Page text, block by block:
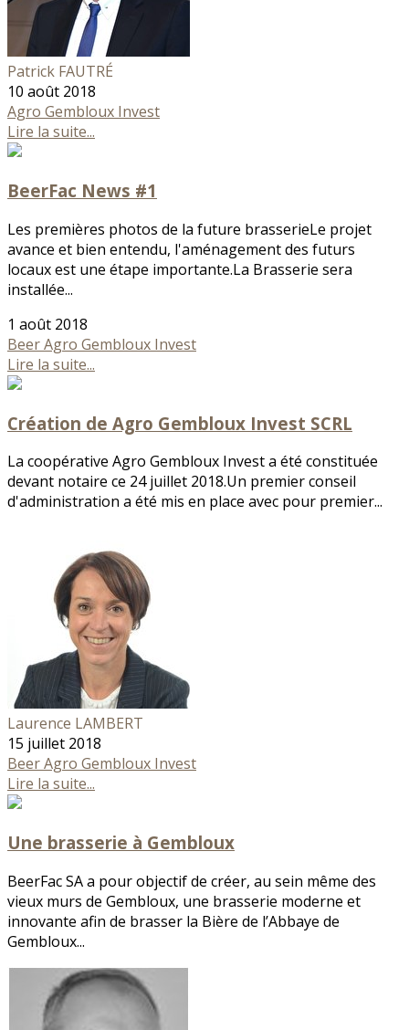
Patrick FAUTRÉ
10 août 2018
Agro Gembloux Invest
Lire la suite...
BeerFac News #1
Les premières photos de la future brasserieLe projet
avance et bien entendu, l'aménagement des futurs
locaux est une étape importante.La Brasserie sera
installée...
1 août 2018
BeerAgro Gembloux Invest
Lire la suite...
Création de Agro Gembloux Invest SCRL
La coopérative Agro Gembloux Invest a été constituée
devant notaire ce 24 juillet 2018.Un premier conseil
d'administration a été mis en place avec pour premier...
Laurence LAMBERT
15 juillet 2018
BeerAgro Gembloux Invest
Lire la suite...
Une brasserie à Gembloux
BeerFac SA a pour objectif de créer, au sein même des
vieux murs de Gembloux, une brasserie moderne et
innovante afin de brasser la Bière de l’Abbaye de
Gembloux...